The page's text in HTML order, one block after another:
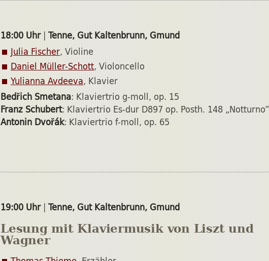
18:00 Uhr|Tenne, Gut Kaltenbrunn, Gmund
Julia Fischer, Violine
Daniel Müller-Schott, Violoncello
Yulianna Avdeeva, Klavier
Bedřich Smetana: Klaviertrio g-moll, op. 15
Franz Schubert: Klaviertrio Es-dur D897 op. Posth. 148 „Notturno”
Antonin Dvořák: Klaviertrio f-moll, op. 65
19:00 Uhr|Tenne, Gut Kaltenbrunn, Gmund
Lesung mit Klaviermusik von Liszt und
Wagner